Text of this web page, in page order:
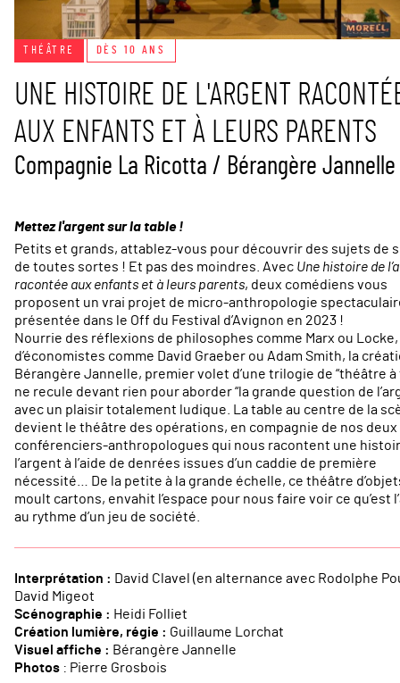
THÉÂTRE DÈS 10 ANS
UNE HISTOIRE DE L'ARGENT
AUX ENFANTS ET À LEURS PARENTS
Compagnie La Ricotta / Bérangère Jannelle
Mettez l'argent sur la table !
Petits et grands, attablez-vous pour découvrir des sujets de
de toutes sortes ! Et pas des moindres. Avec Une histoire de
racontée aux enfants et à leurs parents, deux comédiens vous
proposent un vrai projet de micro-anthropologie
présentée dans le Off du Festival d’Avignon en 2023 !
Nourrie des réflexions de philosophes comme Marx ou Locke,
d’économistes comme David Graeber ou Adam Smith, la
Bérangère Jannelle, premier volet d’une trilogie de “théâtre à
ne recule devant rien pour aborder “la grande question de
avec un plaisir totalement ludique. La table au centre de la
devient le théâtre des opérations, en compagnie de nos deux
conférenciers-anthropologues qui nous racontent une
l’argent à l’aide de denrées issues d’un caddie de première
nécessité… De la petite à la grande échelle, ce théâtre
moult cartons, envahit l’espace pour nous faire voir ce qu’est
au rythme d’un jeu de société.
Interprétation : David Clavel (en alternance avec Rodolphe
David Migeot
Scénographie : Heidi Folliet
Création lumière, régie : Guillaume Lorchat
Visuel affiche : Bérangère Jannelle
Photos : Pierre Grosbois